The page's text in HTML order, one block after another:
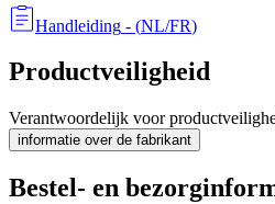
Handleiding - (NL/FR)
Productveiligheid
Verantwoordelijk voor
informatie over de fabrikant
Bestel- en